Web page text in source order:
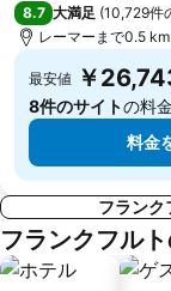
8.7 大満足 (10,729件
レーマーまで0.5 km
最安値 ￥
8件のサイトの料
料金
フランク
フランクフル